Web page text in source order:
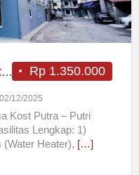
Rp 1.350.000
Kos Petra F7 Siwalankerto Fasilitas Lengkap Murah
02/12/2025
Kost Putra – Putri
Lengkap: 1)
(Water Heater), […]